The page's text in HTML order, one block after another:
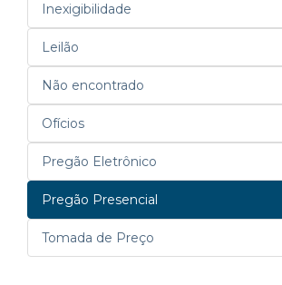
Inexigibilidade
Leilão
Não encontrado
Ofícios
Pregão Eletrônico
Pregão Presencial
Tomada de Preço